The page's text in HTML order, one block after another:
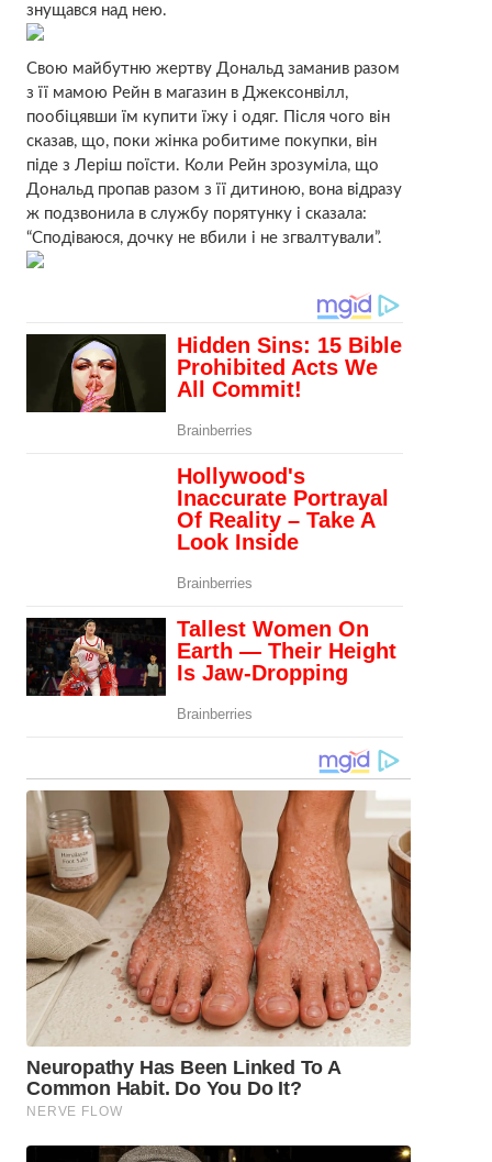
знущався над нею.
Свою майбутню жертву Дональд заманив разом
з її мамою Рейн в магазин в Джексонвілл,
пообіцявши їм купити їжу і одяг. Після чого він
сказав, що, поки жінка робитиме покупки, він
піде з Леріш поїсти. Коли Рейн зрозуміла, що
Дональд пропав разом з її дитиною, вона відразу
ж подзвонила в службу порятунку і сказала:
“Сподіваюся, дочку не вбили і не згвалтували”.